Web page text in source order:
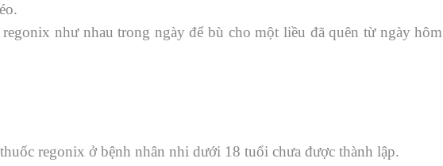
như nhau trong ngày để bù cho một liều đã quên từ ngày hôm
regonix ở bệnh nhân nhi dưới 18 tuổi chưa được thành lập.